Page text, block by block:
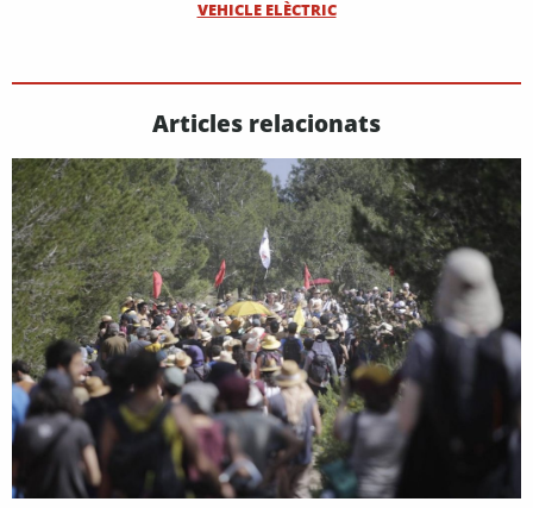
VEHICLE ELÈCTRIC
Articles relacionats